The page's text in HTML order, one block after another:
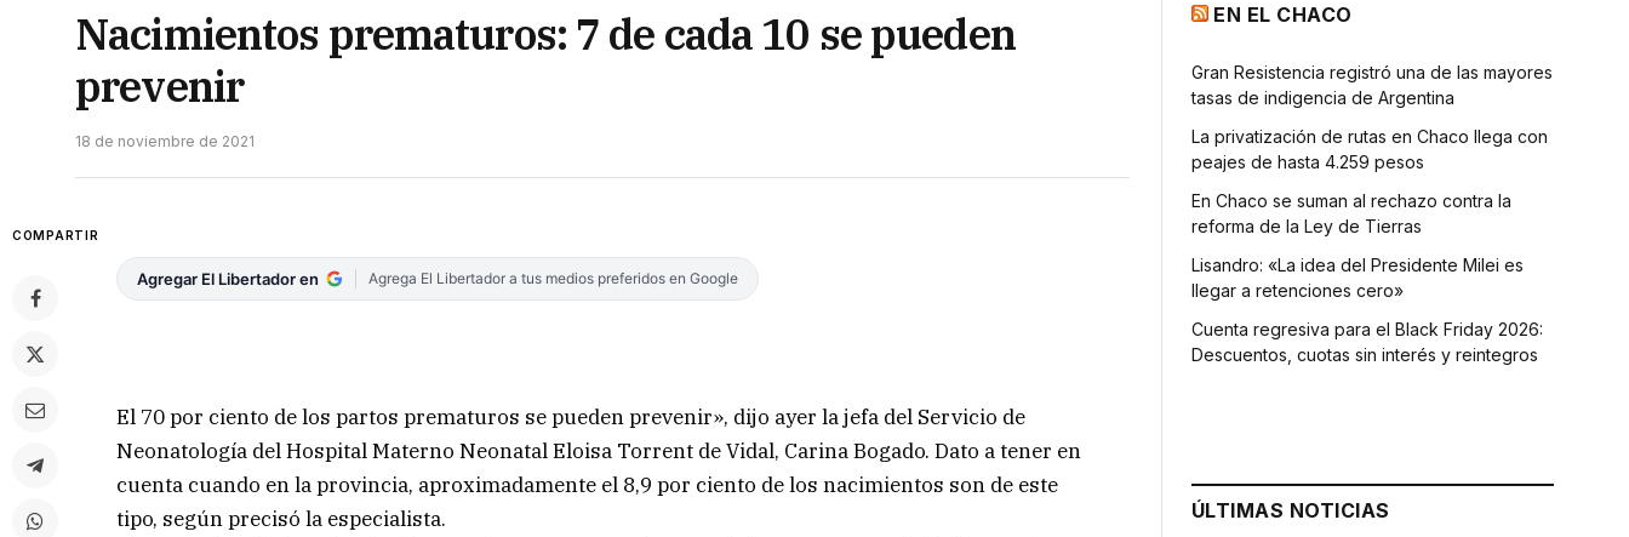
Nacimientos prematuros: 7 de cada 10 se pueden
prevenir
18 de noviembre de 2021
COMPARTIR
Agregar El Libertador en Agrega El Libertador a tus medios preferidos en Google
El 70 por ciento de los partos prematuros se pueden prevenir», dijo ayer la jefa del Servicio de
Neonatología del Hospital Materno Neonatal Eloisa Torrent de Vidal, Carina Bogado. Dato a tener en
cuenta cuando en la provincia, aproximadamente el 8,9 por ciento de los nacimientos son de este
tipo, según precisó la especialista.
EN EL CHACO
Gran Resistencia registró una de las mayores
tasas de indigencia de Argentina
La privatización de rutas en Chaco llega con
peajes de hasta 4.259 pesos
En Chaco se suman al rechazo contra la
reforma de la Ley de Tierras
Lisandro: «La idea del Presidente Milei es
llegar a retenciones cero»
Cuenta regresiva para el Black Friday 2026:
Descuentos, cuotas sin interés y reintegros
ÚLTIMAS NOTICIAS